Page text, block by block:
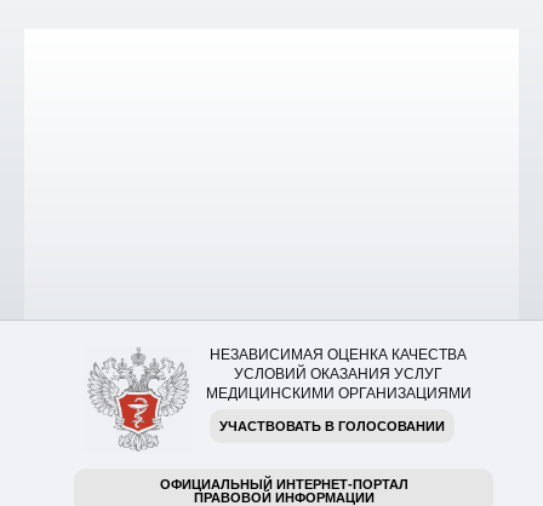
НЕЗАВИСИМАЯ ОЦЕНКА КАЧЕСТВА
УСЛОВИЙ ОКАЗАНИЯ УСЛУГ
МЕДИЦИНСКИМИ ОРГАНИЗАЦИЯМИ
УЧАСТВОВАТЬ В ГОЛОСОВАНИИ
ОФИЦИАЛЬНЫЙ ИНТЕРНЕТ-ПОРТАЛ
ПРАВОВОЙ ИНФОРМАЦИИ